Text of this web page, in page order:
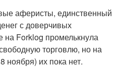
аферисты, единственный
с доверчивых
на Forklog промелькнула
торговлю, но на
ноября) их пока нет.